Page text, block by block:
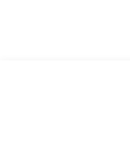
Görüş ve önerileriniz
Ürün resmi